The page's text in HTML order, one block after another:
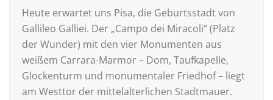
Heute erwartet uns Pisa, die Geburtsstadt von
Gallileo Galliei. Der „Campo dei Miracoli“ (Platz
der Wunder) mit den vier Monumenten aus
weißem Carrara-Marmor – Dom, Taufkapelle,
Glockenturm und monumentaler Friedhof – liegt
am Westtor der mittelalterlichen Stadtmauer.